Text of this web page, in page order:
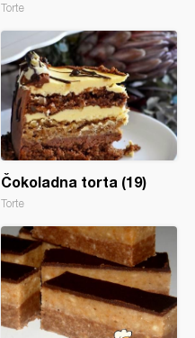
Torte
Čokoladna torta (19)
Torte